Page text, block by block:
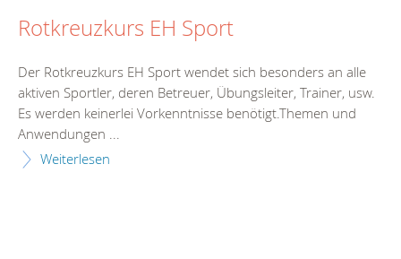
Rotkreuzkurs EH Sport
Der Rotkreuzkurs EH Sport wendet sich besonders an alle
aktiven Sportler, deren Betreuer, Übungsleiter, Trainer, usw.
Es werden keinerlei Vorkenntnisse benötigt.Themen und
Anwendungen ...
Weiterlesen